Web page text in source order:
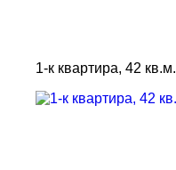
1-к квартира, 42 кв.м.